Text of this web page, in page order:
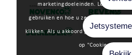
marketingdoeleinden. Lees meer
gebruiken en hoe u ze kunt beheren
klikken. Als u akkoord gaat met ons
op "Cookies